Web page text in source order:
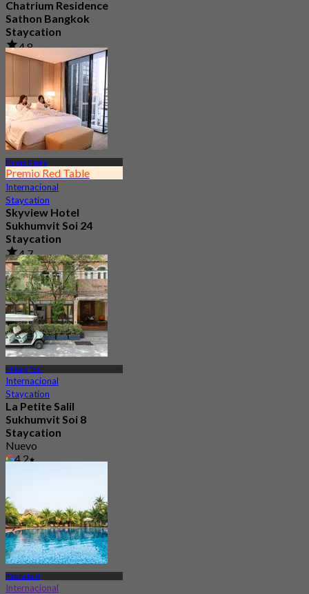
Chatrium Residence
Sathon Bangkok
Staycation
4.8
6.1K Reservado
฿ 2,215
Phrom Phong
Premio Red Table
Internacional
Staycation
Skyview Hotel
Sukhumvit Soi 24
Staycation
4.7
10.5K Reservado
Desde฿ 2,995
Khlong Toei
Internacional
Staycation
La Petite Salil
Sukhumvit Soi 8
Staycation
Nuevo
4.2
Ratchaburi
Internacional